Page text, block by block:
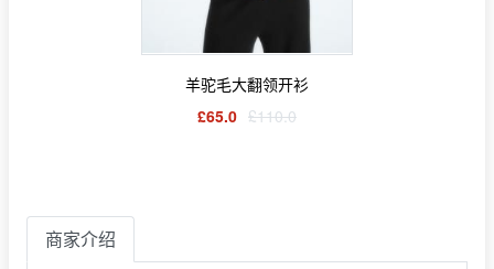
羊驼毛大翻领开衫
£65.0 £110.0
商家介绍